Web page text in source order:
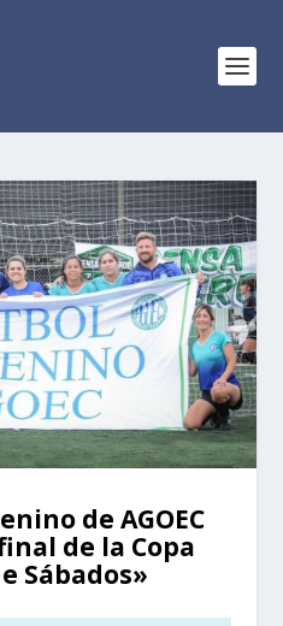
de AGOEC
de la Copa
Sábados»